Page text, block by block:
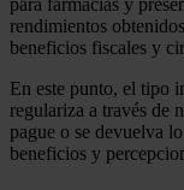
para farmacias y
rendimientos
beneficios fiscales y
En este punto, el tipo
regulariza a través de
pague o se devuelva
beneficios y